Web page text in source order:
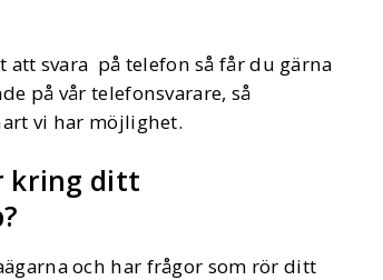
att svara på telefon så får du gärna
på vår telefonsvarare, så
vi har möjlighet.
kring ditt
och har frågor som rör ditt